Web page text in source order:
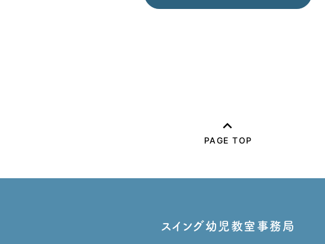
PAGE TOP
スイング幼児教室事務局